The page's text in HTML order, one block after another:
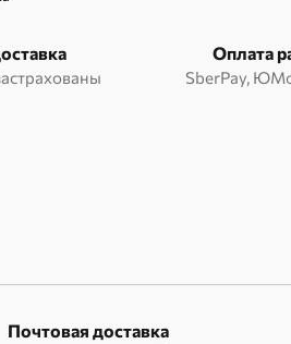
Оплата
SberPay,
Почтовая доставка